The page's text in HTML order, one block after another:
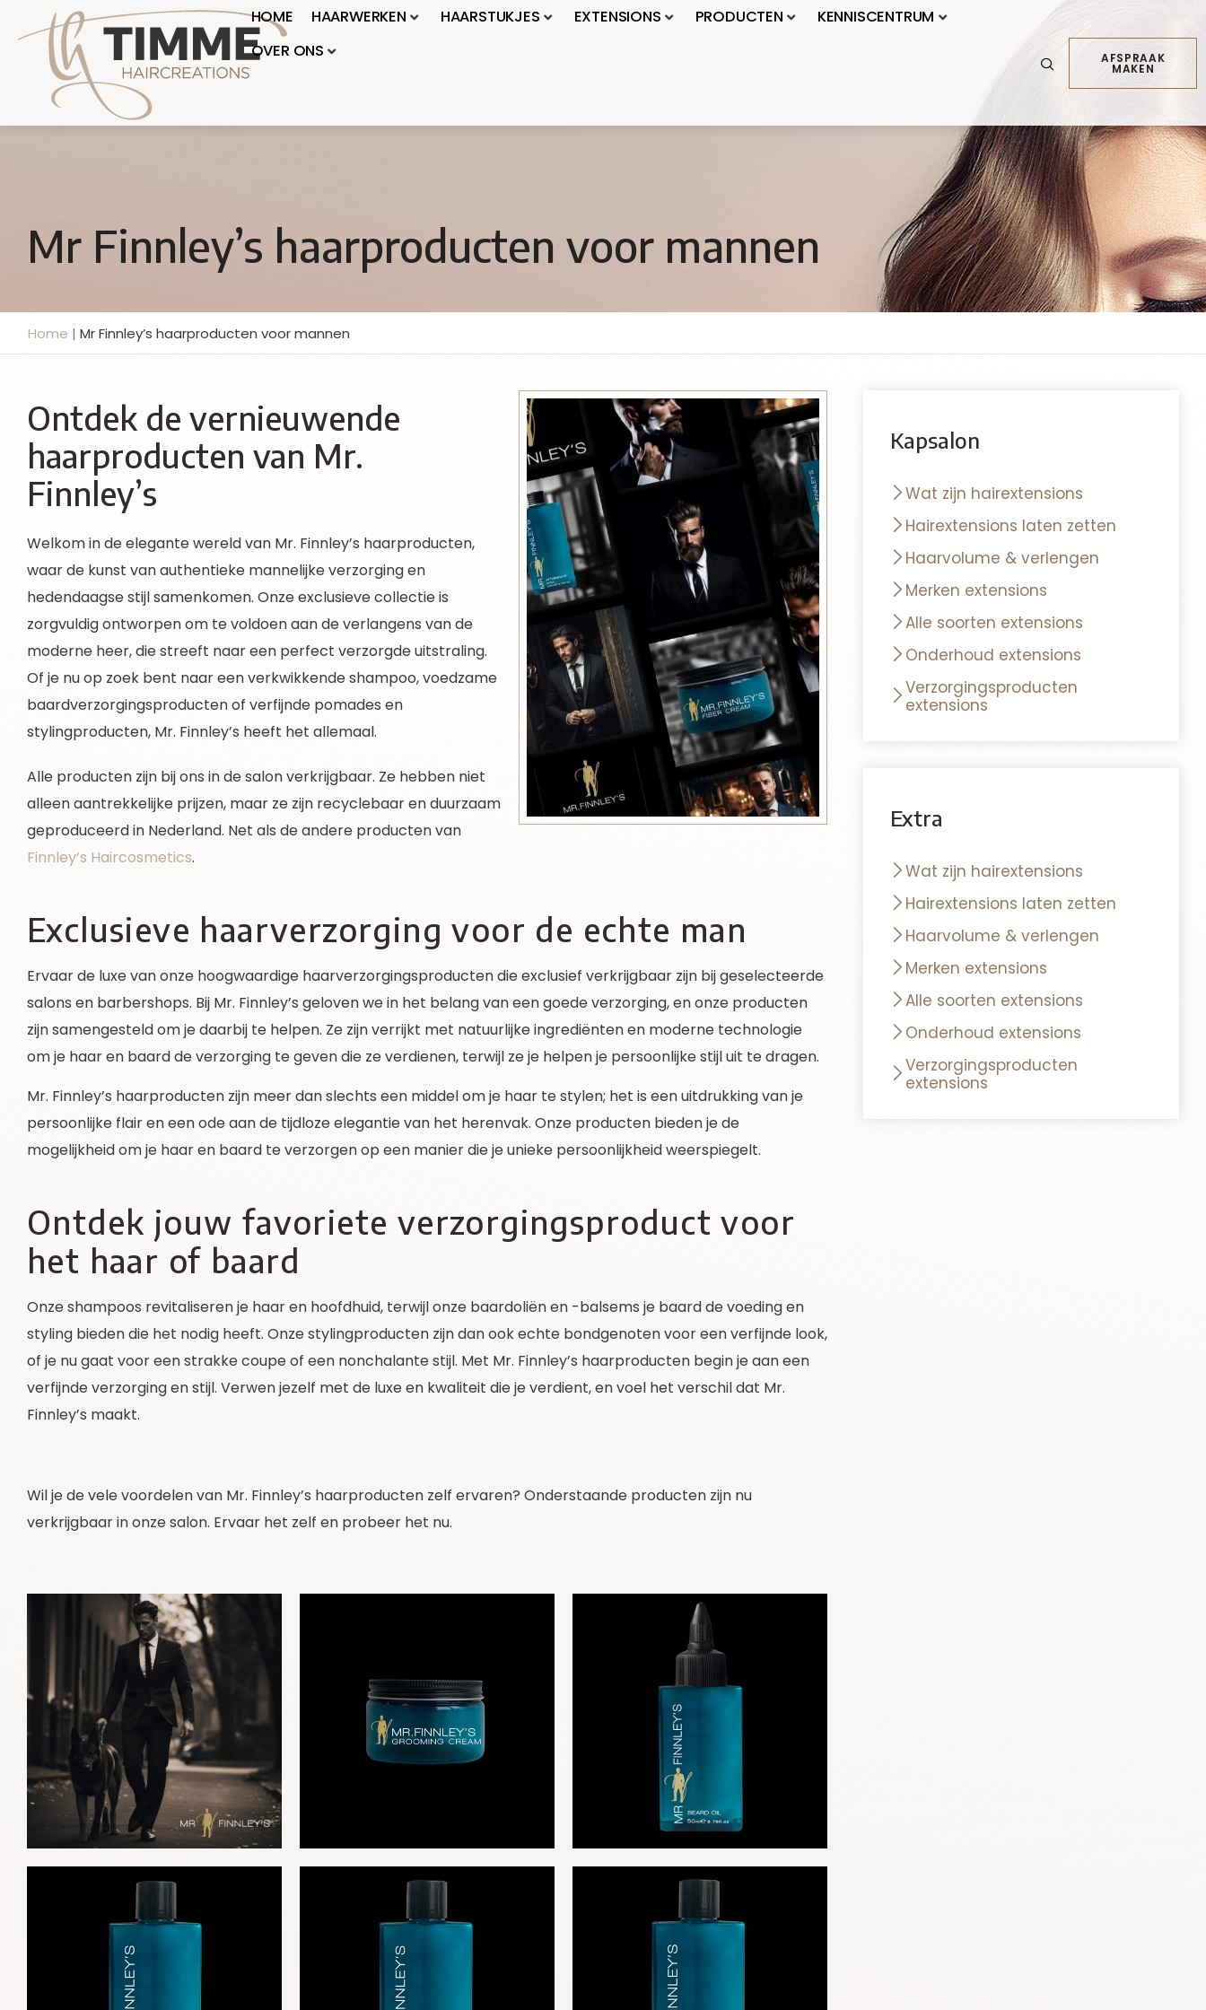
HOME HAARWERKEN HAARSTUKJES EXTENSIONS PRODUCTEN
KENNISCENTRUM
OVER ONS
AFSPRAAK
MAKEN
Mr Finnley’s haarproducten voor mannen
Home | Mr Finnley’s haarproducten voor mannen
Ontdek de vernieuwende
haarproducten van Mr.
Finnley’s
Welkom in de elegante wereld van Mr. Finnley’s haarproducten,
waar de kunst van authentieke mannelijke verzorging en
hedendaagse stijl samenkomen. Onze exclusieve collectie is
zorgvuldig ontworpen om te voldoen aan de verlangens van de
moderne heer, die streeft naar een perfect verzorgde uitstraling.
Of je nu op zoek bent naar een verkwikkende shampoo, voedzame
baardverzorgingsproducten of verfijnde pomades en
stylingproducten, Mr. Finnley’s heeft het allemaal.
Alle producten zijn bij ons in de salon verkrijgbaar. Ze hebben niet
alleen aantrekkelijke prijzen, maar ze zijn recyclebaar en duurzaam
geproduceerd in Nederland. Net als de andere producten van
Finnley’s Haircosmetics.
Exclusieve haarverzorging voor de echte man
Ervaar de luxe van onze hoogwaardige haarverzorgingsproducten die exclusief verkrijgbaar zijn bij geselecteerde
salons en barbershops. Bij Mr. Finnley’s geloven we in het belang van een goede verzorging, en onze producten
zijn samengesteld om je daarbij te helpen. Ze zijn verrijkt met natuurlijke ingrediënten en moderne technologie
om je haar en baard de verzorging te geven die ze verdienen, terwijl ze je helpen je persoonlijke stijl uit te dragen.
Mr. Finnley’s haarproducten zijn meer dan slechts een middel om je haar te stylen; het is een uitdrukking van je
persoonlijke flair en een ode aan de tijdloze elegantie van het herenvak. Onze producten bieden je de
mogelijkheid om je haar en baard te verzorgen op een manier die je unieke persoonlijkheid weerspiegelt.
Ontdek jouw favoriete verzorgingsproduct voor
het haar of baard
Onze shampoos revitaliseren je haar en hoofdhuid, terwijl onze baardoliën en -balsems je baard de voeding en
styling bieden die het nodig heeft. Onze stylingproducten zijn dan ook echte bondgenoten voor een verfijnde look,
of je nu gaat voor een strakke coupe of een nonchalante stijl. Met Mr. Finnley’s haarproducten begin je aan een
verfijnde verzorging en stijl. Verwen jezelf met de luxe en kwaliteit die je verdient, en voel het verschil dat Mr.
Finnley’s maakt.
Wil je de vele voordelen van Mr. Finnley’s haarproducten zelf ervaren? Onderstaande producten zijn nu
verkrijgbaar in onze salon. Ervaar het zelf en probeer het nu.
Kapsalon
Wat zijn hairextensions
Hairextensions laten zetten
Haarvolume & verlengen
Merken extensions
Alle soorten extensions
Onderhoud extensions
Verzorgingsproducten
extensions
Extra
Wat zijn hairextensions
Hairextensions laten zetten
Haarvolume & verlengen
Merken extensions
Alle soorten extensions
Onderhoud extensions
Verzorgingsproducten
extensions